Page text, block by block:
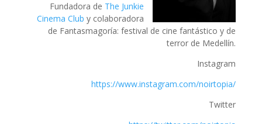
Fundadora de The Junkie
Cinema Club y colaboradora
de Fantasmagoría: festival de cine fantástico y de
terror de Medellín.
Instagram
https://www.instagram.com/noirtopia/
Twitter